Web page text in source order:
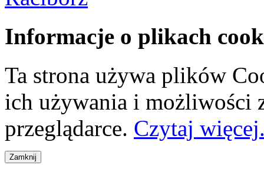
Informacje o plikach
Ta strona używa plików
ich używania i możliwości
przeglądarce. Czytaj